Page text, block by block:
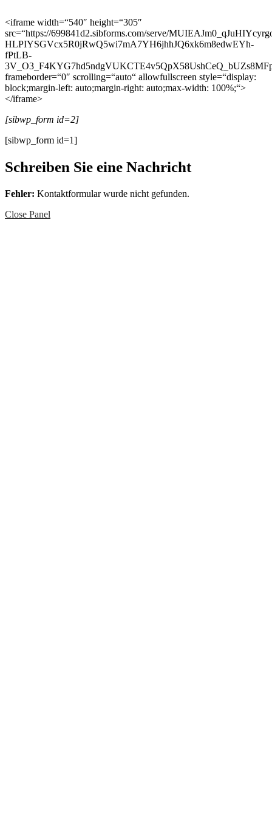
<iframe width=“540″ height=“305″
src=“https://699841d2.sibforms.com/serve/
HLPIYSGVcx5R0jRwQ5wi7mA7YH6jhhJQ6xk6m8edwEYh-
fPtLB-
frameborder=“0″ scrolling=“auto“ allowfullscreen style=“display:
block;margin-left: auto;margin-right: auto;max-width: 100%;“>
</iframe>
[sibwp_form id=2]
[sibwp_form id=1]
Schreiben Sie eine Nachricht
Fehler: Kontaktformular wurde nicht gefunden.
Close Panel